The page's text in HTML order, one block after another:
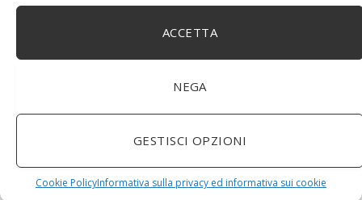
ACCETTA
NEGA
GESTISCI OPZIONI
Cookie PolicyInformativa sulla privacy ed informativa sui cookie
BuoQua Estrattore di Succo Manuale per Le Erbe di
Grano Spremi Frutta Verdura Estrattore di Succo
Professionale